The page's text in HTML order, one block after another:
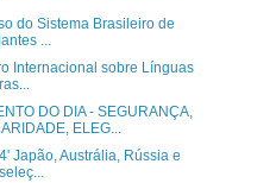
do Sistema Brasileiro de
...
Internacional sobre Línguas
DO DIA - SEGURANÇA,
ELEG...
Japão, Austrália, Rússia e